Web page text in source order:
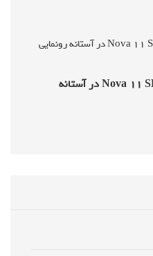
مشخصات کامل گوشی هواوی Nova ۱۱ SE در آستانه